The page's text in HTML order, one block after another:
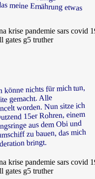
nichts für mich tun,
gemacht. Alle
worden. Nun sitze ich
15er Rohren, einem
aus dem Obi und
zu bauen, das mich
bringt.